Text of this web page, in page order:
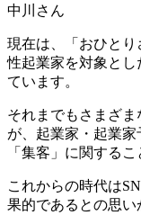
中川さん
現在は、「おひと
性起業家を対象とし
ています。
それまでもさまざ
が、 起業家・起業
「集客」に関するこ
これからの時代は
果的であるとの思い